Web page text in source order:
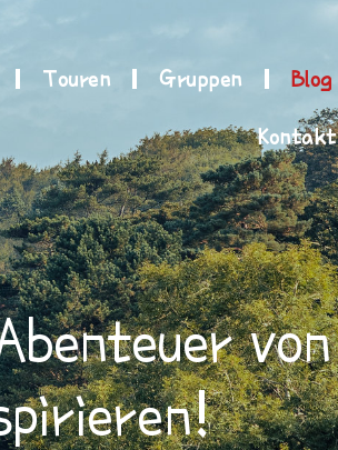
Touren Gruppen Blog
Kontakt
von